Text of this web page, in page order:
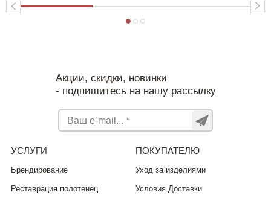
Акции, скидки, новинки
- подпишитесь на нашу рассылку
УСЛУГИ
Брендирование
Реставрация полотенец
ПОКУПАТЕЛЮ
Уход за изделиями
Условия Доставки